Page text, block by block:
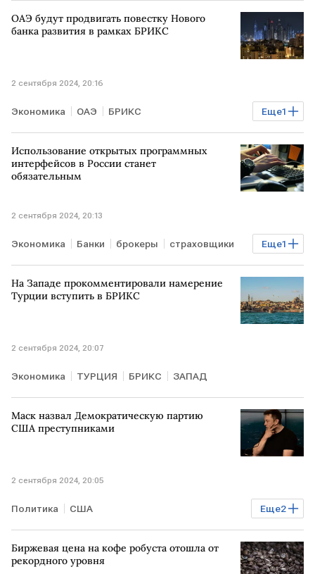
ОАЭ будут продвигать повестку Нового
банка развития в рамках БРИКС
2 сентября 2024, 20:16
Еще1
Экономика ОАЭ БРИКС
Новый банк развития БРИКС
Использование открытых программных
интерфейсов в России станет
обязательным
2 сентября 2024, 20:13
Еще1
Экономика Банки брокеры страховщики
ПО
На Западе прокомментировали намерение
Турции вступить в БРИКС
2 сентября 2024, 20:07
Экономика ТУРЦИЯ БРИКС ЗАПАД
Маск назвал Демократическую партию
США преступниками
2 сентября 2024, 20:05
Еще2
Политика США
Демократическая партия США Илон Маск
Биржевая цена на кофе робуста отошла от
рекордного уровня